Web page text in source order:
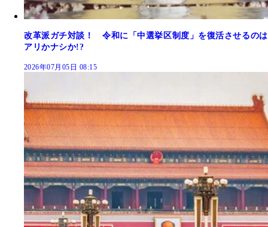
改革派ガチ対談！ 令和に「中選挙区制度」を復活させるのは
アリかナシか!?
2026年07月05日 08:15